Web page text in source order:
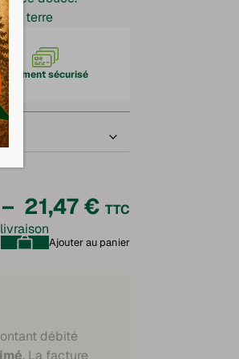
de terre
Paiement sécurisé
– 21,47 €Plage
de
TTC
Ajouter au panier
débité
. La facture